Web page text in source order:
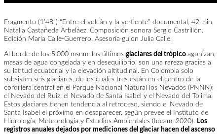
Fragmento (1’48”) “Entre el volcán y la vertiente” documental, 42 min,
Natalia Castañeda Arbeláez. Composición sonora Sergio Castrillón.
Edición Maria Calle-Guerrero. Asesoría guion Julia Calle.
Al borde de los 5.000 msnm. los últimos glaciares del trópico agonizan,
masas de agua congelada y en desequilibrio, son una rareza gracias a
su latitud ecuatorial y la elevación altitudinal. En Colombia solo
subsisten seis glaciares, de los cuales tres están en el centro de la
cordillera central en el Parque Nacional Natural los Nevados (PNNN):
el Nevado del Ruiz, el Nevado de Santa Isabel y el Nevado del Tolima.
Estos glaciares tienen tendencia al retroceso, siendo el Nevado de
Santa Isabel el próximo en desaparecer, según prevee el Instituto de
Hidrología, Meteorología y Estudios Ambientales (Ideam, 2020). Los
registros anuales dejados por mediciones del glaciar hacen del ascenso